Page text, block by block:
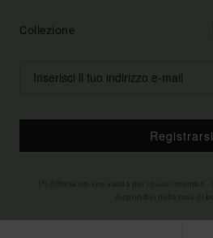
Collezione
Registrarsi